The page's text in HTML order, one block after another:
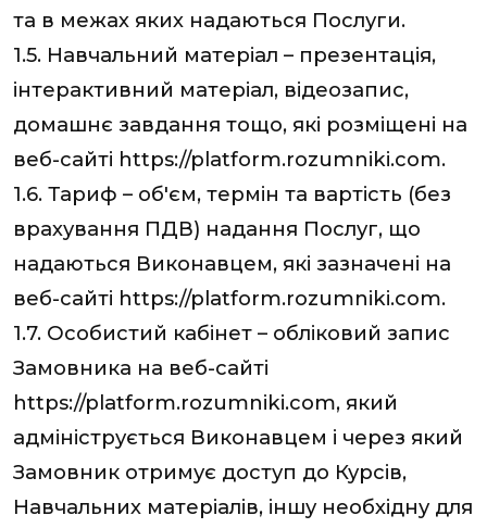
та в межах яких надаються Послуги.
1.5. Навчальний матеріал – презентація,
інтерактивний матеріал, відеозапис,
домашнє завдання тощо, які розміщені на
веб-сайті https://platform.rozumniki.com.
1.6. Тариф – об'єм, термін та вартість (без
врахування ПДВ) надання Послуг, що
надаються Виконавцем, які зазначені на
веб-сайті https://platform.rozumniki.com.
1.7. Особистий кабінет – обліковий запис
Замовника на веб-сайті
https://platform.rozumniki.com, який
адмініструється Виконавцем і через який
Замовник отримує доступ до Курсів,
Навчальних матеріалів, іншу необхідну для